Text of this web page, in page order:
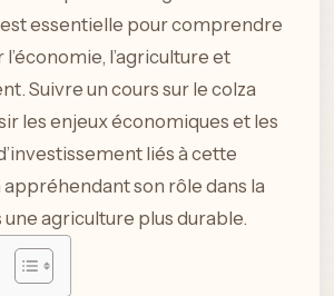
essentielle pour comprendre
l’agriculture et
Suivre un cours sur le colza
les enjeux économiques et les
liés à cette
son rôle dans la
agriculture plus durable.